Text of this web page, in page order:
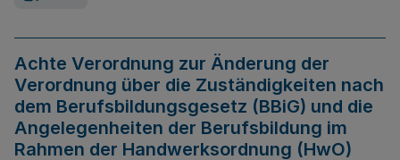
Achte Verordnung zur Änderung der
Verordnung über die Zuständigkeiten nach
dem Berufsbildungsgesetz (BBiG) und die
Angelegenheiten der Berufsbildung im
Rahmen der Handwerksordnung (HwO)